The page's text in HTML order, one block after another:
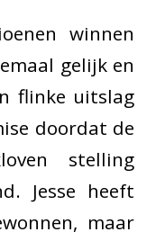
winnen
gelijk en
flinke uitslag
doordat de
stelling
Jesse heeft
maar